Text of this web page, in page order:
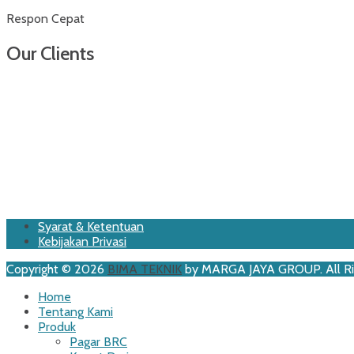
Respon Cepat
Our Clients
Footer
Menu
Skip
Syarat & Ketentuan
Kebijakan Privasi
Copyright © 2026 BIMA TEKNIK by MARGA JAYA GROUP. All
Home
Tentang Kami
Produk
Pagar BRC